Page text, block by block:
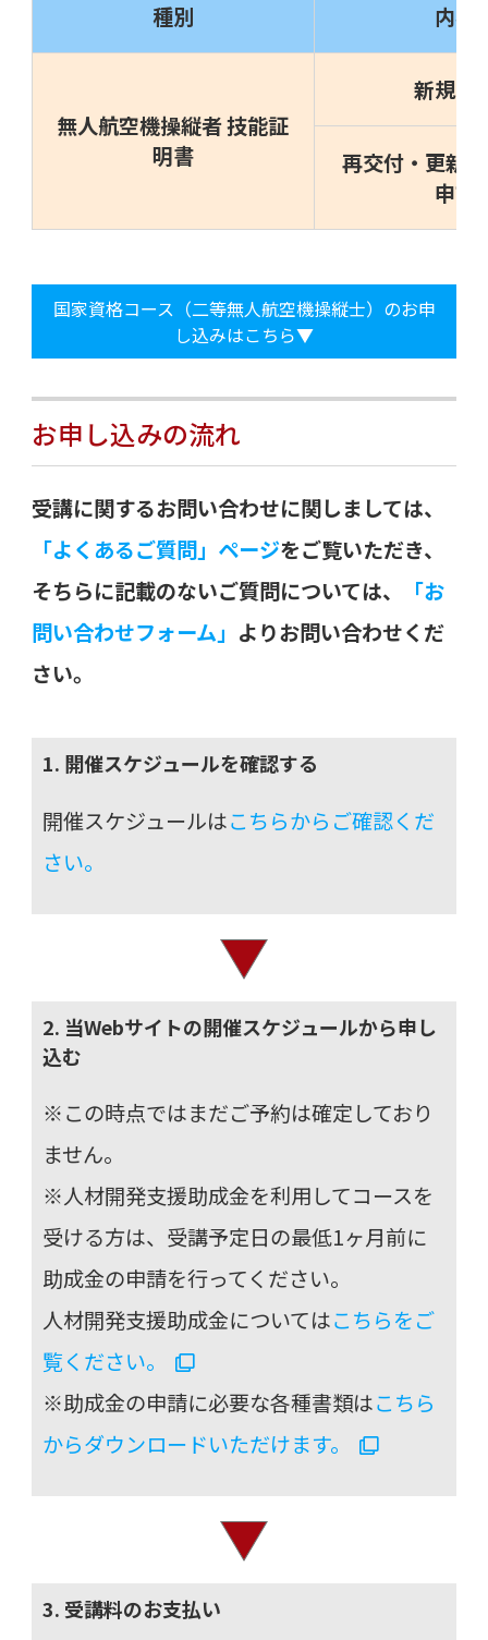
種別
内容
無人航空機操縦者 技能証
明書
新規申
再交付・更新
申請
国家資格コース（二等無人航空機操縦士）のお申
し込みはこちら▼
お申し込みの流れ
受講に関するお問い合わせに関しましては、
「よくあるご質問」ページをご覧いただき、
そちらに記載のないご質問については、
「お
問い合わせフォーム」 よりお問い合わせくだ
さい。
1. 開催スケジュールを確認する
開催スケジュールはこちらからご確認くだ
さい。
2. 当Webサイトの開催スケジュールから申し
込む
※この時点ではまだご予約は確定しており
ません。
※人材開発支援助成金を利用してコースを
受ける方は、 受講予定日の最低1ヶ月前に
助成金の申請を行ってください。
人材開発支援助成金についてはこちらをご
覧ください。
※助成金の申請に必要な各種書類はこちら
からダウンロードいただけます。
3. 受講料のお支払い